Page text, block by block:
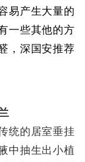
易产生大量的
一些其他的方
，深国安推荐
统的居室垂挂
中抽生出小植